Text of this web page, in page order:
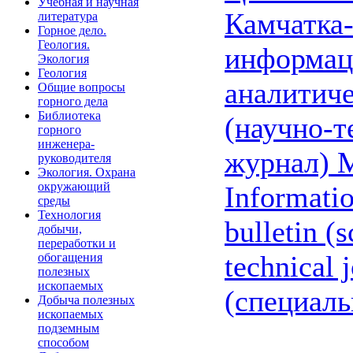
литература
Горное дело.
Геология.
Экология
Геология
Общие вопросы
горного дела
Библиотека
горного
инженера-
руководителя
Экология. Охрана
окружающий
среды
Технология
добычи,
переработки и
обогащения
полезных
ископаемых
Добыча полезных
ископаемых
подземным
способом
(научно-
журнал)
bulletin
technical